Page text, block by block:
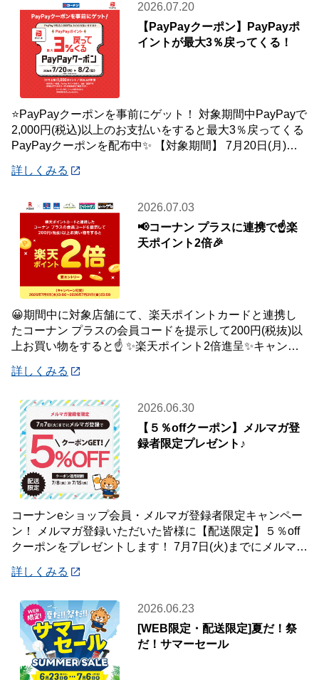
2026.07.20
【PayPayクーポン】PayPayポ
イントが最大3％戻ってくる！
⭐PayPayクーポンを事前にゲット！ 対象期間中PayPayで
2,000円(税込)以上のお支払いをすると最大3％戻ってくる
PayPayクーポンを配布中✨ 【対象期間】 7月20日(月)～8
詳しくみる
2026.07.03
📢コーナン プラスに連携で☝️楽
天ポイント2倍🎉
😀期間中に対象店舗にて、楽天ポイントカードと連携し
たコーナン プラスの会員コードを提示して200円(税抜)以
上お買い物をすると☝️ ✨楽天ポイント2倍進呈✨キャンペ
詳しくみる
2026.06.30
【５％offクーポン】メルマガ登
録者限定プレゼント♪
コーナンeショップ会員・メルマガ登録者限定キャンペー
ン！ メルマガ登録いただいた皆様に【配送限定】５％off
クーポンをプレゼントします！ 7月7日(火)までにメルマガ
詳しくみる
2026.06.23
[WEB限定・配送限定]夏だ！祭
だ！サマーセール